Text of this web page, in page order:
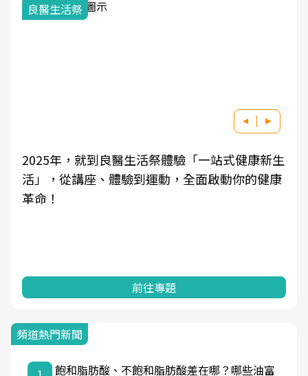
我與健康韌性的距離
良醫健康網從「換季的身體變化」出發，透過醫
學觀點與日常感受的對話，建立對亞健康的認
知，進而引導實際的改善行動。
前往專題
頻道熱門新聞
飽和脂肪酸、不飽和脂肪酸差在哪？哪些油富